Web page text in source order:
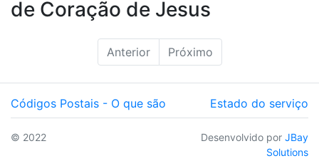
de Coração de Jesus
Anterior Próximo
Códigos Postais - O que são Estado do serviço
© 2022 Desenvolvido por JBay
Solutions